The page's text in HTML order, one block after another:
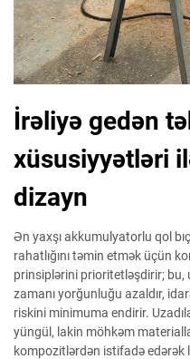
İrəliyə gedən
xüsusiyyətləri
dizayn
Ən yaxşı akkumulyatorlu qol
rahatlığını təmin etmək üçün
prinsiplərini prioritetləşdirir; bu,
zamanı yorğunluğu azaldır,
riskini minimuma endirir.
yüngül, lakin möhkəm
kompozitlərdən istifadə edərək